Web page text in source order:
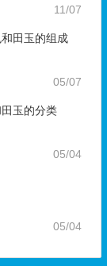
11/07
田玉的组成
05/07
玉的分类
05/04
05/04